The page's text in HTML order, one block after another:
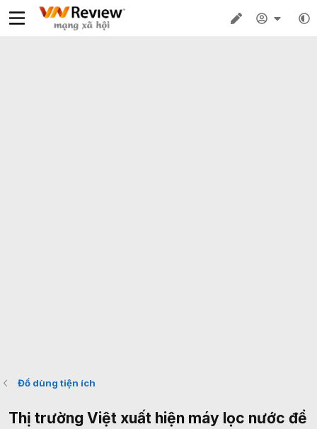
Đồ dùng tiện ích
Thị trường Việt xuất hiện máy lọc nước để